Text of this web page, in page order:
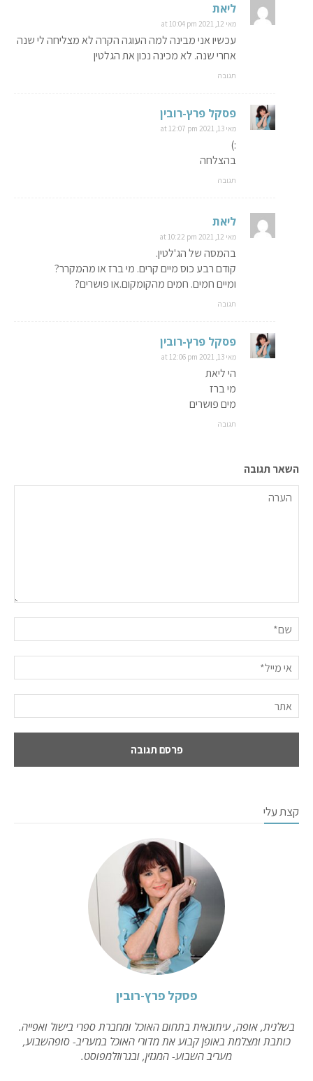
ליאת
מאי 12, 2021 at 10:04 pm
עכשיו אני מבינה למה העוגה הקרה לא מצליחה לי שנה
אחרי שנה. לא מכינה נכון את הגלטין
תגובה
פסקל פרץ-רובין
מאי 13, 2021 at 12:07 pm
:)
בהצלחה
תגובה
ליאת
מאי 12, 2021 at 10:22 pm
בהמסה של הג'לטין.
קודם רבע כוס מיים קרים. מי ברז או מהמקרר?
ומיים חמים. חמים מהקומקום.או פושרים?
תגובה
פסקל פרץ-רובין
מאי 13, 2021 at 12:06 pm
הי ליאת
מי ברז
מים פושרים
תגובה
השאר תגובה
קצת עלי
פסקל פרץ-רובין
בשלנית, אופה, עיתונאית בתחום האוכל ומחברת ספרי בישול ואפייה.
כותבת ומצלמת באופן קבוע את מדורי האוכל במעריב- סופהשבוע,
מעריב השבוע- המגזין, ובגרוזלמפוסט.